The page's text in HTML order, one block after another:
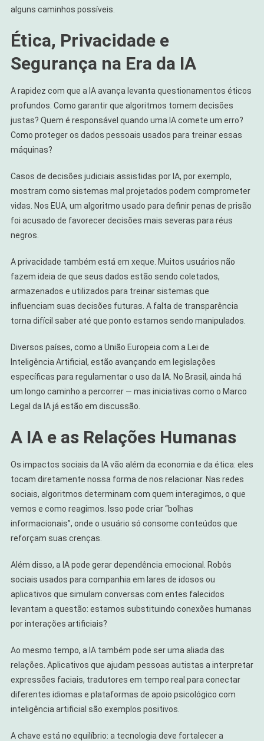
alguns caminhos possíveis.
Ética, Privacidade e
Segurança na Era da IA
A rapidez com que a IA avança levanta questionamentos éticos
profundos. Como garantir que algoritmos tomem decisões
justas? Quem é responsável quando uma IA comete um erro?
Como proteger os dados pessoais usados para treinar essas
máquinas?
Casos de decisões judiciais assistidas por IA, por exemplo,
mostram como sistemas mal projetados podem comprometer
vidas. Nos EUA, um algoritmo usado para definir penas de prisão
foi acusado de favorecer decisões mais severas para réus
negros.
A privacidade também está em xeque. Muitos usuários não
fazem ideia de que seus dados estão sendo coletados,
armazenados e utilizados para treinar sistemas que
influenciam suas decisões futuras. A falta de transparência
torna difícil saber até que ponto estamos sendo manipulados.
Diversos países, como a União Europeia com a Lei de
Inteligência Artificial, estão avançando em legislações
específicas para regulamentar o uso da IA. No Brasil, ainda há
um longo caminho a percorrer — mas iniciativas como o Marco
Legal da IA já estão em discussão.
A IA e as Relações Humanas
Os impactos sociais da IA vão além da economia e da ética: eles
tocam diretamente nossa forma de nos relacionar. Nas redes
sociais, algoritmos determinam com quem interagimos, o que
vemos e como reagimos. Isso pode criar “bolhas
informacionais”, onde o usuário só consome conteúdos que
reforçam suas crenças.
Além disso, a IA pode gerar dependência emocional. Robôs
sociais usados para companhia em lares de idosos ou
aplicativos que simulam conversas com entes falecidos
levantam a questão: estamos substituindo conexões humanas
por interações artificiais?
Ao mesmo tempo, a IA também pode ser uma aliada das
relações. Aplicativos que ajudam pessoas autistas a interpretar
expressões faciais, tradutores em tempo real para conectar
diferentes idiomas e plataformas de apoio psicológico com
inteligência artificial são exemplos positivos.
A chave está no equilíbrio: a tecnologia deve fortalecer a